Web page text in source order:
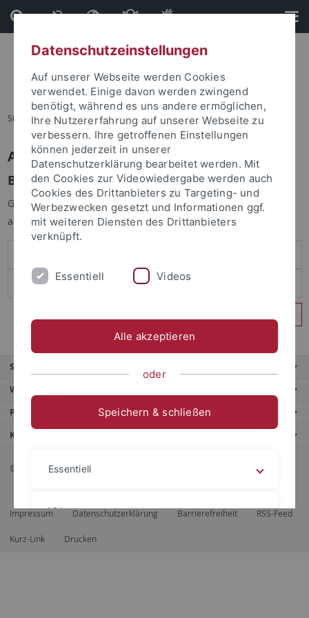
Direkt
zum
Inhalt
Direkt
zur
Fußleiste
Sie sind hier: Startseite
Anmelden
Benutzeranmeldung
Geben Sie Ihren Benutzernamen und Ihr Passwort an um sich
anzumelden:
Service
Weitere Angebote
Portale
Kontaktinfo
© 2026 Eberhard Karls Universität Tübingen, Tübingen
Impressum Datenschutzerklärung Barrierefreiheit RSS-Feed
Kurz-Link Drucken
Datenschutzeinstellungen
Auf unserer Webseite werden Cookies
verwendet. Einige davon werden zwingend
benötigt, während es uns andere ermöglichen,
Ihre Nutzererfahrung auf unserer Webseite zu
verbessern. Ihre getroffenen Einstellungen
können jederzeit in unserer
Datenschutzerklärung bearbeitet werden. Mit
den Cookies zur Videowiedergabe werden auch
Cookies des Drittanbieters zu Targeting- und
Werbezwecken gesetzt und Informationen ggf.
mit weiteren Diensten des Drittanbieters
verknüpft.
Essentiell Videos
Alle akzeptieren
oder
Speichern & schließen
Essentiell
Videos